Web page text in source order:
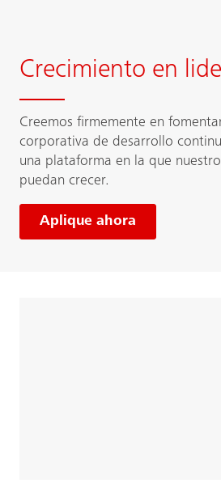
Crecimiento en
Creemos firmemente en
corporativa de desarrollo
una plataforma en la que
puedan crecer.
Aplique ahora